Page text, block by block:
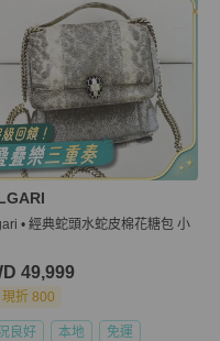
• 經典蛇頭水蛇皮棉花糖包 小
49,999
現折 800
良好 本地 免運